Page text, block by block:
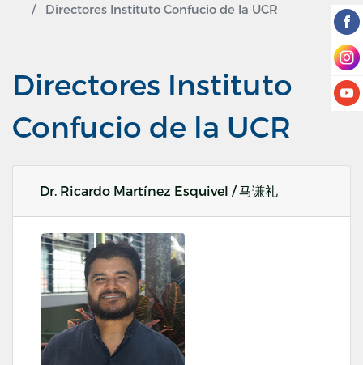
Directores Instituto Confucio de la UCR
Directores Instituto
Confucio de la UCR
Dr. Ricardo Martínez Esquivel / 马谦礼